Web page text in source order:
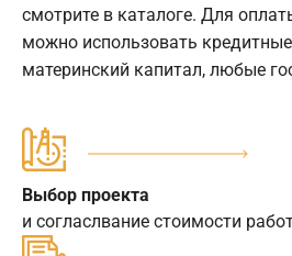
смотрите в каталоге. Для
можно использовать
материнский капитал, любые
Выбор проекта
и согласлвание стоимости